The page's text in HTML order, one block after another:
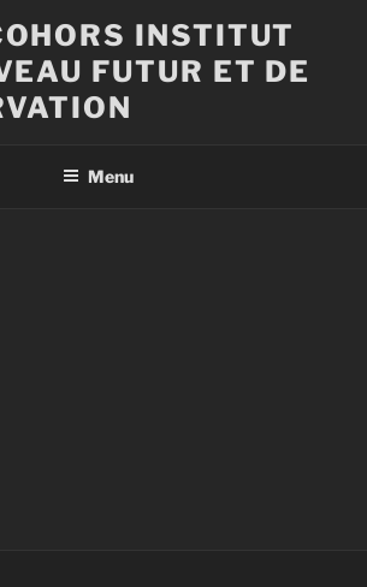
INSTITUT
FUTUR ET DE
Menu